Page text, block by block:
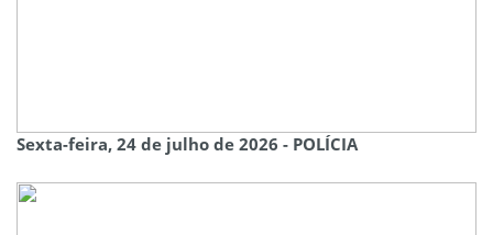
Sexta-feira, 24 de julho de 2026 - POLÍCIA